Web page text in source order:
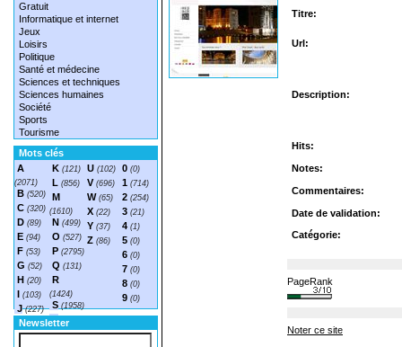
Gratuit
Informatique et internet
Jeux
Loisirs
Politique
Santé et médecine
Sciences et techniques
Sciences humaines
Société
Sports
Tourisme
Mots clés
A
(2071)
B (520)
C (320)
D (89)
E (94)
F (53)
G (52)
H (20)
I (103)
J(227)
K (121)
L (856)
M
(1610)
N (499)
O (527)
P (2795)
Q (131)
R
(1424)
S (1958)
T(1548)
U (102)
V (696)
W (65)
X (22)
Y (37)
Z (86)
0 (0)
1 (714)
2 (254)
3 (21)
4 (1)
5 (0)
6 (0)
7 (0)
8 (0)
9 (0)
Newsletter
Titre:
Url:
Description:
Hits:
Notes:
Commentaires:
Date de validation:
Catégorie:
PageRank
Noter ce site